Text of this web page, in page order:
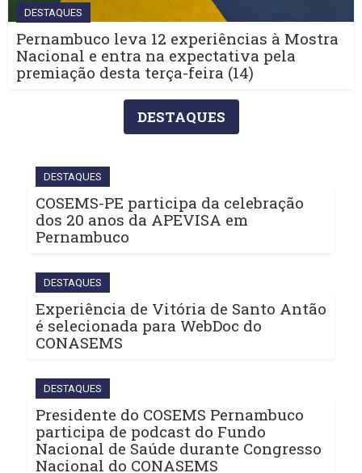
DESTAQUES
Pernambuco leva 12 experiências à Mostra
Nacional e entra na expectativa pela
premiação desta terça-feira (14)
DESTAQUES
DESTAQUES
COSEMS-PE participa da celebração
dos 20 anos da APEVISA em
Pernambuco
DESTAQUES
Experiência de Vitória de Santo Antão
é selecionada para WebDoc do
CONASEMS
DESTAQUES
Presidente do COSEMS Pernambuco
participa de podcast do Fundo
Nacional de Saúde durante Congresso
Nacional do CONASEMS